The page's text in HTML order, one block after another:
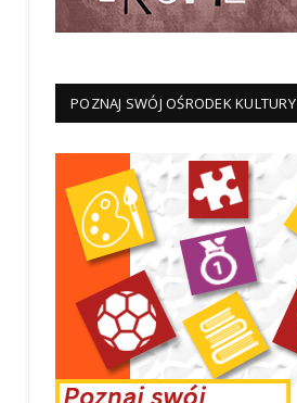
POZNAJ SWÓJ OŚRODEK KULTURY